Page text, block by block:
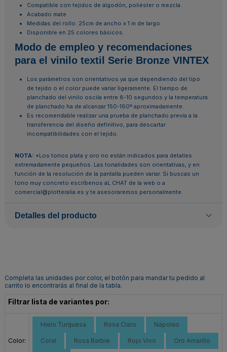
Compatible con tejidos de algodón, poliéster o mezcla.
Acabado mate
Medidas del rollo: 25cm de ancho x 1 m de largo
Disponible en 25 colores básicos.
Modo de empleo y recomendaciones
para el vinilo textil Serie Bronze VINTEX
Los parámetros son orientativos ya que dependiendo del tipo
de tejido o el color puede variar ligeramente. El tiempo de
planchado del vinilo oscila entre 8-10 segundos y la temperatura
de planchado ha de alcanzar 150-160º aproximadamente.
Es recomendable realizar una prueba de planchado previa a la
transferencia del diseño definitivo, para descartar
incompatibilidades con el tejido.
NOTA: *Los tonos plata y oro no están indicados para detalles
extremadamente pequeños. Las tonalidades son orientativas, y en
función de la resolución de la pantalla pueden variar. Si buscas un
tono muy concreto escríbenos aL CHAT de la web o a
comercial@plotteralia.es y te asesoraremos personalmente.
Detalles del producto
Completa las unidades por color, el botón para mandar tu pedido al
carrito lo encontrarás al final de la tabla.
Filtrar lista de variantes por:
Color:
Hielo Turquesa Rosa Claro Nápoles
Coral Rosa Barbie Rojo Vivo Oro Amarillo